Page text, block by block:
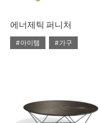
에너제틱 퍼니처
#아이템
#가구
#쇼핑
#의자
#체어
#테이블